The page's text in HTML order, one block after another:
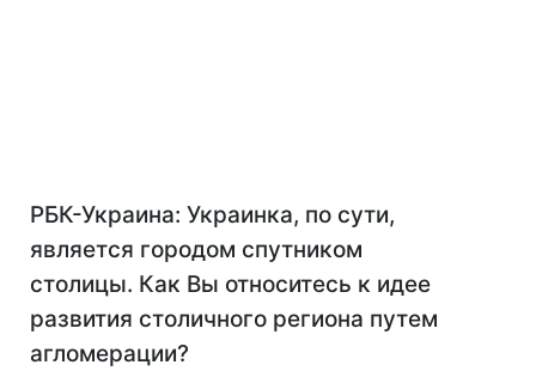
РБК-Украина: Украинка, по сути,
является городом спутником
столицы. Как Вы относитесь к идее
развития столичного региона путем
агломерации?